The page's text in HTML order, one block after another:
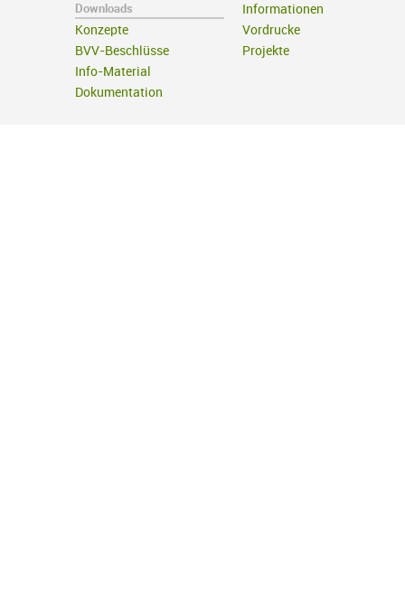
Downloads
Konzepte
BVV-Beschlüsse
Info-Material
Dokumentation
Informationen
Vordrucke
Projekte